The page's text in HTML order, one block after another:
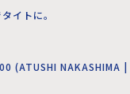
イトに。
(ATUSHI NAKASHIMA